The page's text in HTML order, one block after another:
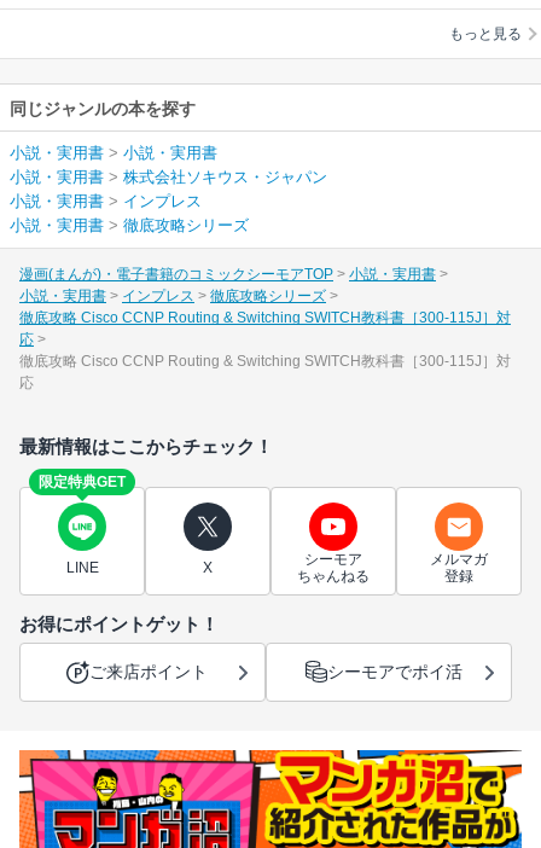
SWITCH教科書［300-
ジャパン
もっと見る
同じジャンルの本を探す
小説・実用書 > 小説・実用書
小説・実用書 > 株式会社ソキウス・ジャパン
小説・実用書 > インプレス
小説・実用書 > 徹底攻略シリーズ
漫画(まんが)・電子書籍のコミックシーモアTOP
小説・実用書
小説・実用書
インプレス
徹底攻略シリーズ
徹底攻略 Cisco CCNP Routing & Switching SWITCH教科書［300-115J］対
応
徹底攻略 Cisco CCNP Routing & Switching SWITCH教科書［300-115J］対
応
最新情報はここからチェック！
限定特典GET
LINE X
シーモア
ちゃんねる
メルマガ
登録
お得にポイントゲット！
ご来店ポイント シーモアでポイ活